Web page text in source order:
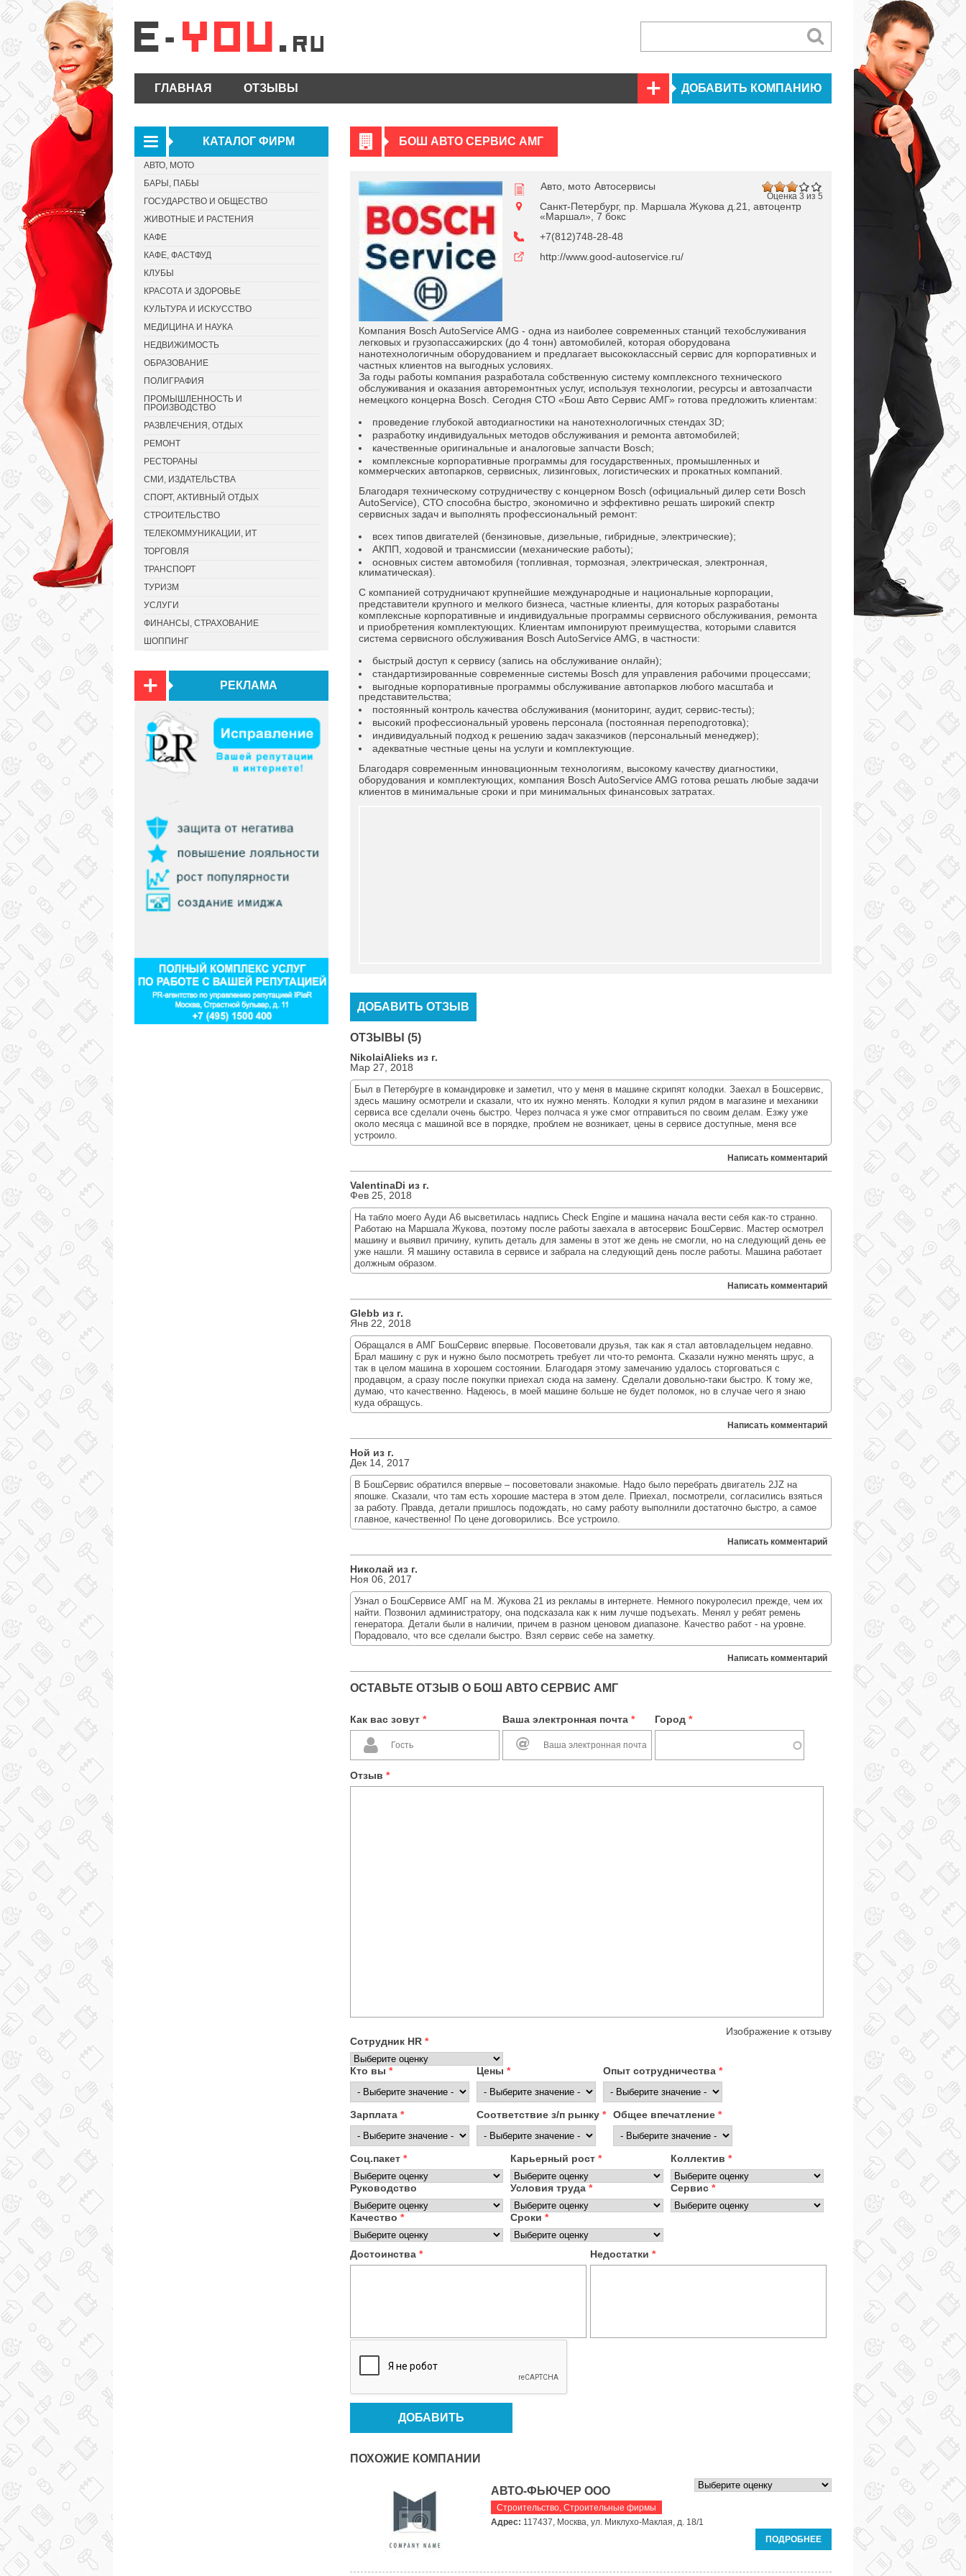
ГЛАВНАЯ ОТЗЫВЫ ДОБАВИТЬ КОМПАНИЮ
БОШ АВТО СЕРВИС АМГ
Оценка 3 из 5
Авто, мото Автосервисы
Санкт-Петербург, пр. Маршала Жукова д.21, автоцентр
«Маршал», 7 бокс
+7(812)748-28-48
http://www.good-autoservice.ru/
Компания Bosch AutoService AMG - одна из наиболее современных станций техобслуживания
легковых и грузопассажирских (до 4 тонн) автомобилей, которая оборудована
нанотехнологичным оборудованием и предлагает высококлассный сервис для корпоративных и
частных клиентов на выгодных условиях.
За годы работы компания разработала собственную систему комплексного технического
обслуживания и оказания авторемонтных услуг, используя технологии, ресурсы и автозапчасти
немецкого концерна Bosch. Сегодня СТО «Бош Авто Сервис АМГ» готова предложить клиентам:
проведение глубокой автодиагностики на нанотехнологичных стендах 3D;
разработку индивидуальных методов обслуживания и ремонта автомобилей;
качественные оригинальные и аналоговые запчасти Bosch;
комплексные корпоративные программы для государственных, промышленных и
коммерческих автопарков, сервисных, лизинговых, логистических и прокатных компаний.
Благодаря техническому сотрудничеству с концерном Bosch (официальный дилер сети Bosch
AutoService), СТО способна быстро, экономично и эффективно решать широкий спектр
сервисных задач и выполнять профессиональный ремонт:
всех типов двигателей (бензиновые, дизельные, гибридные, электрические);
АКПП, ходовой и трансмиссии (механические работы);
основных систем автомобиля (топливная, тормозная, электрическая, электронная,
климатическая).
С компанией сотрудничают крупнейшие международные и национальные корпорации,
представители крупного и мелкого бизнеса, частные клиенты, для которых разработаны
комплексные корпоративные и индивидуальные программы сервисного обслуживания, ремонта
и приобретения комплектующих. Клиентам импонируют преимущества, которыми славится
система сервисного обслуживания Bosch AutoService AMG, в частности:
быстрый доступ к сервису (запись на обслуживание онлайн);
стандартизированные современные системы Bosch для управления рабочими процессами;
выгодные корпоративные программы обслуживание автопарков любого масштаба и
представительства;
постоянный контроль качества обслуживания (мониторинг, аудит, сервис-тесты);
высокий профессиональный уровень персонала (постоянная переподготовка);
индивидуальный подход к решению задач заказчиков (персональный менеджер);
адекватные честные цены на услуги и комплектующие.
Благодаря современным инновационным технологиям, высокому качеству диагностики,
оборудования и комплектующих, компания Bosch AutoService AMG готова решать любые задачи
клиентов в минимальные сроки и при минимальных финансовых затратах.
ДОБАВИТЬ ОТЗЫВ
ОТЗЫВЫ (5)
NikolaiAlieks из г.
Мар 27, 2018
Был в Петербурге в командировке и заметил, что у меня в машине скрипят колодки. Заехал в Бошсервис,
здесь машину осмотрели и сказали, что их нужно менять. Колодки я купил рядом в магазине и механики
сервиса все сделали очень быстро. Через полчаса я уже смог отправиться по своим делам. Езжу уже
около месяца с машиной все в порядке, проблем не возникает, цены в сервисе доступные, меня все
устроило.
Написать комментарий
ValentinaDi из г.
Фев 25, 2018
На табло моего Ауди А6 высветилась надпись Check Engine и машина начала вести себя как-то странно.
Работаю на Маршала Жукова, поэтому после работы заехала в автосервис БошСервис. Мастер осмотрел
машину и выявил причину, купить деталь для замены в этот же день не смогли, но на следующий день ее
уже нашли. Я машину оставила в сервисе и забрала на следующий день после работы. Машина работает
должным образом.
Написать комментарий
Glebb из г.
Янв 22, 2018
Обращался в АМГ БошСервис впервые. Посоветовали друзья, так как я стал автовладельцем недавно.
Брал машину с рук и нужно было посмотреть требует ли что-то ремонта. Сказали нужно менять шрус, а
так в целом машина в хорошем состоянии. Благодаря этому замечанию удалось сторговаться с
продавцом, а сразу после покупки приехал сюда на замену. Сделали довольно-таки быстро. К тому же,
думаю, что качественно. Надеюсь, в моей машине больше не будет поломок, но в случае чего я знаю
куда обращусь.
Написать комментарий
Ной из г.
Дек 14, 2017
В БошСервис обратился впервые – посоветовали знакомые. Надо было перебрать двигатель 2JZ на
япошке. Сказали, что там есть хорошие мастера в этом деле. Приехал, посмотрели, согласились взяться
за работу. Правда, детали пришлось подождать, но саму работу выполнили достаточно быстро, а самое
главное, качественно! По цене договорились. Все устроило.
Написать комментарий
Николай из г.
Ноя 06, 2017
Узнал о БошСервисе АМГ на М. Жукова 21 из рекламы в интернете. Немного покуролесил прежде, чем их
найти. Позвонил администратору, она подсказала как к ним лучше подъехать. Менял у ребят ремень
генератора. Детали были в наличии, причем в разном ценовом диапазоне. Качество работ - на уровне.
Порадовало, что все сделали быстро. Взял сервис себе на заметку.
Написать комментарий
ОСТАВЬТЕ ОТЗЫВ О БОШ АВТО СЕРВИС АМГ
Как вас зовут * Ваша электронная почта * Город *
Отзыв *
Изображение к отзыву
Сотрудник HR *
Кто вы * Цены * Опыт сотрудничества *
Зарплата * Соответствие з/п рынку * Общее впечатление *
Соц.пакет * Карьерный рост * Коллектив *
Руководство Условия труда * Сервис *
Качество * Сроки *
Достоинства * Недостатки *
ПОХОЖИЕ КОМПАНИИ
АВТО-ФЬЮЧЕР ООО
Строительство, Строительные фирмы
Адрес: 117437, Москва, ул. Миклухо-Маклая, д. 18/1
ПОДРОБНЕЕ
КАТАЛОГ ФИРМ
АВТО, МОТО
БАРЫ, ПАБЫ
ГОСУДАРСТВО И ОБЩЕСТВО
ЖИВОТНЫЕ И РАСТЕНИЯ
КАФЕ
КАФЕ, ФАСТФУД
КЛУБЫ
КРАСОТА И ЗДОРОВЬЕ
КУЛЬТУРА И ИСКУССТВО
МЕДИЦИНА И НАУКА
НЕДВИЖИМОСТЬ
ОБРАЗОВАНИЕ
ПОЛИГРАФИЯ
ПРОМЫШЛЕННОСТЬ И
ПРОИЗВОДСТВО
РАЗВЛЕЧЕНИЯ, ОТДЫХ
РЕМОНТ
РЕСТОРАНЫ
СМИ, ИЗДАТЕЛЬСТВА
СПОРТ, АКТИВНЫЙ ОТДЫХ
СТРОИТЕЛЬСТВО
ТЕЛЕКОММУНИКАЦИИ, ИТ
ТОРГОВЛЯ
ТРАНСПОРТ
ТУРИЗМ
УСЛУГИ
ФИНАНСЫ, СТРАХОВАНИЕ
ШОППИНГ
РЕКЛАМА